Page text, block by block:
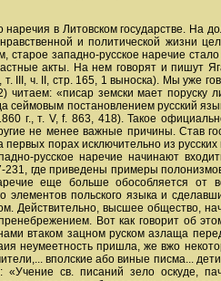
в Литовском государстве. На
и политической жизни
западно-русское наречие
акты. На нем говорят и пишут
ч. ІІ, стр. 165, 1 выноска). Мы уже
читаем: «писар земски мает
сеймовым постановлением русский
г., т. V, f. 863, 418). Такое
не менее важные причины. Став
порах исключительно из
русское наречие начинают
где приведены примеры
еще больше обособляется от
польского языка и
Действительно, высшее общество,
Вот как говорит об
втаком зацном руском азлаща
неумеетность пришла, же вжо
вполские або виные писма...
св. писаний зело оскуде,